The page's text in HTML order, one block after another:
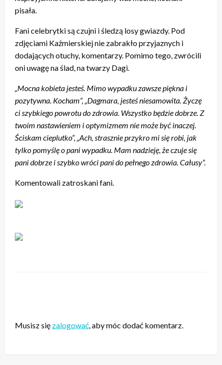
pisała.
Fani celebrytki są czujni i śledzą losy gwiazdy. Pod
zdjęciami Kaźmierskiej nie zabrakło przyjaznych i
dodających otuchy, komentarzy. Pomimo tego, zwrócili
oni uwagę na ślad, na twarzy Dagi.
„Mocna kobieta jesteś. Mimo wypadku zawsze piękna i
pozytywna. Kocham”,„Dagmara, jesteś niesamowita. Życzę
ci szybkiego powrotu do zdrowia. Wszystko będzie dobrze. Z
twoim nastawieniem i optymizmem nie może być inaczej.
Ściskam cieplutko”, „Ach, strasznie przykro mi się robi, jak
tylko pomyślę o pani wypadku. Mam nadzieję, że czuje się
pani dobrze i szybko wróci pani do pełnego zdrowia. Całusy”.
Komentowali zatroskani fani.
Musisz się zalogować, aby móc dodać komentarz.